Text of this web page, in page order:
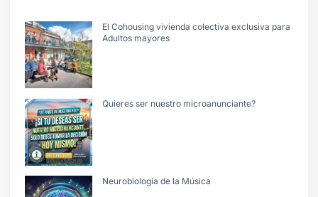
El Cohousing vivienda colectiva exclusiva para
Adultos mayores
Quieres ser nuestro microanunciante?
Neurobiología de la Música